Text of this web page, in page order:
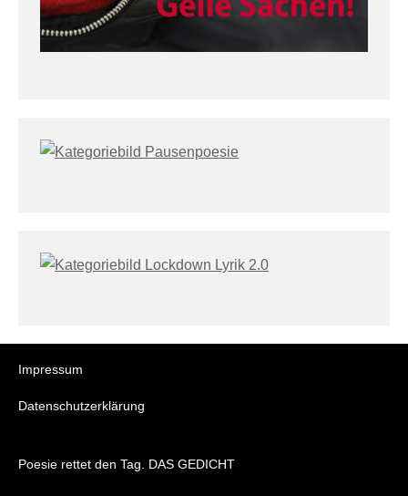
Impressum
Datenschutzerklärung
Poesie rettet den Tag. DAS GEDICHT